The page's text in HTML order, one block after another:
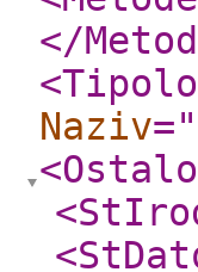
</
Naziv="
<Ostalo